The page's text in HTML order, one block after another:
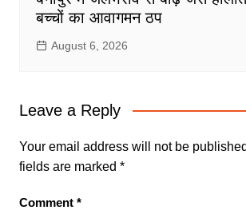
बच्चों का आवागमन ठप
August 6, 2026
Leave a Reply
Your email address will not be
fields are marked *
Comment *